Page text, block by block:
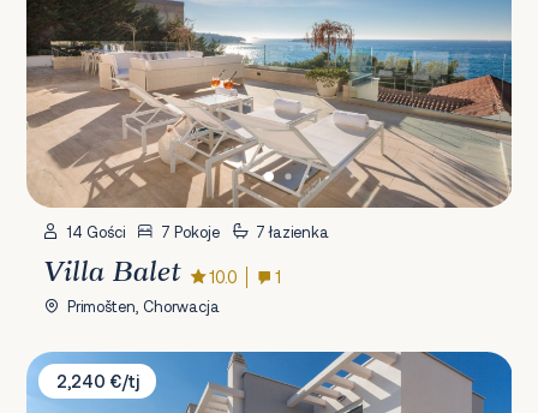
14 Gości 7 Pokoje 7 łazienka
Villa Balet 10.0 1
Primošten, Chorwacja
Villa Lomari
2,240 €/tj